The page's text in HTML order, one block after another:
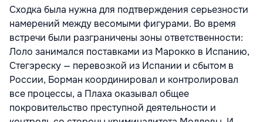
Сходка была нужна для подтверждения серьезности
намерений между весомыми фигурами. Во время
встречи были разграничены зоны ответственности:
Лоло занимался поставками из Марокко в Испанию,
Стегэреску — перевозкой из Испании и сбытом в
России, Борман координировал и контролировал
все процессы, а Плаха оказывал общее
покровительство преступной деятельности и